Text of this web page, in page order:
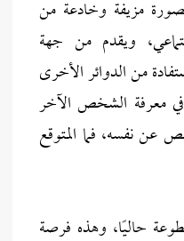
مزيفة وخادعة من
ويقدم من جهة
من الدوائر الأخرى
في معرفة الشخص الآخر
عن نفسه، فما المتوقع
حاليًا، وهذه فرصة